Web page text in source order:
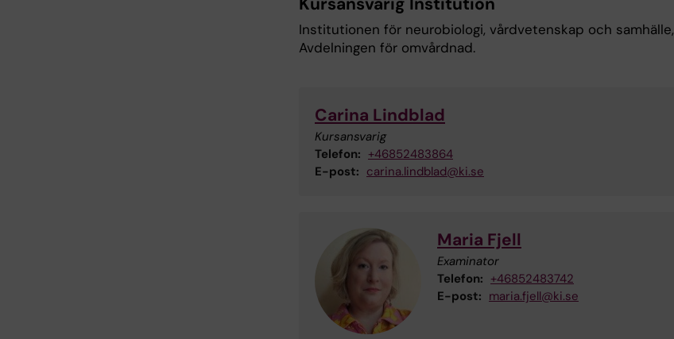
Institutionen för neurobiologi, vårdvetenskap och samhälle,
Avdelningen för omvårdnad.
Carina Lindblad
Kursansvarig
Telefon: +46852483864
E-post: carina.lindblad@ki.se
Maria Fjell
Examinator
Telefon: +46852483742
E-post: maria.fjell@ki.se